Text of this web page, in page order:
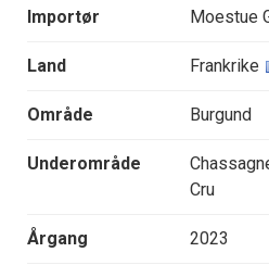
Importør Moestue
Land Frankrike
Område Burgund
Underområde
Cru
Årgang 2023